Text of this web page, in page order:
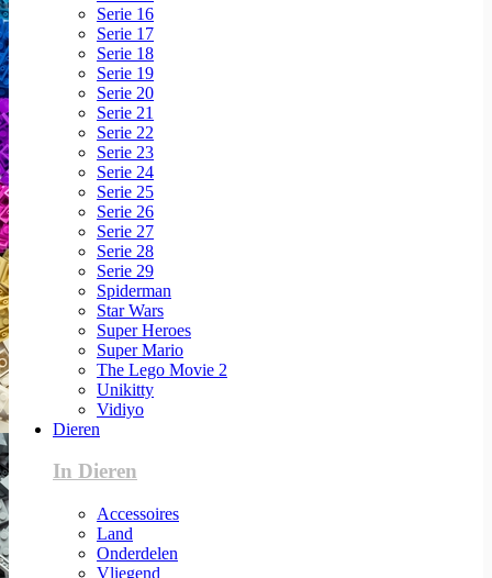
Serie 16
Serie 17
Serie 18
Serie 19
Serie 20
Serie 21
Serie 22
Serie 23
Serie 24
Serie 25
Serie 26
Serie 27
Serie 28
Serie 29
Spiderman
Star Wars
Super Heroes
Super Mario
The Lego Movie 2
Unikitty
Vidiyo
Dieren
In Dieren
Accessoires
Land
Onderdelen
Vliegend